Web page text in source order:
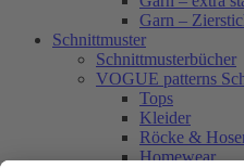
Garn –
Schnittmuster
Schnittmusterbücher
VOGUE patterns
Tops
Kleider
Röcke &
Homewear